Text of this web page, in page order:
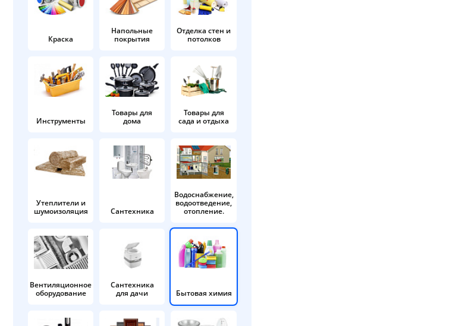
Краска
Напольные
покрытия
Отделка стен и
потолков
Инструменты
Товары для
дома
Товары для
сада и отдыха
Утеплители и
шумоизоляция
Сантехника
Водоснабжение,
водоотведение,
отопление.
Вентиляционное
оборудование
Сантехника
для дачи
Бытовая химия